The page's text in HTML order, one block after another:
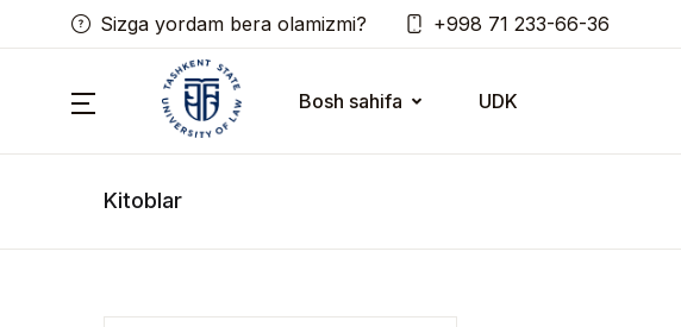
Sizga yordam bera olamizmi? +998 71 233-66-36
Bosh sahifa UDK
Kitoblar